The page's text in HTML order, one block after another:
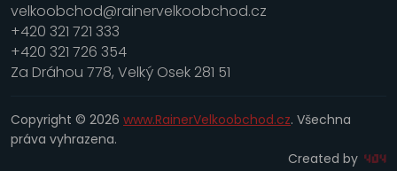
velkoobchod@rainervelkoobchod.cz
+420 321 721 333
+420 321 726 354
Za Dráhou 778, Velký Osek 281 51
Copyright © 2026 www.RainerVelkoobchod.cz. Všechna
práva vyhrazena.
Created by